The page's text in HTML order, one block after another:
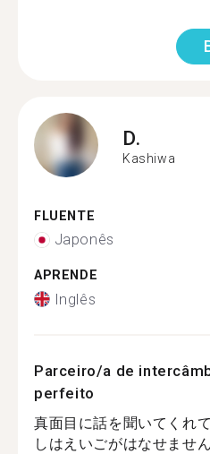
D.
Kashiwa
FLUENTE
Japonês
APRENDE
Inglês
Parceiro/a de
perfeito
真面目に話を聞いてくれ
しはえいごがはなせませ